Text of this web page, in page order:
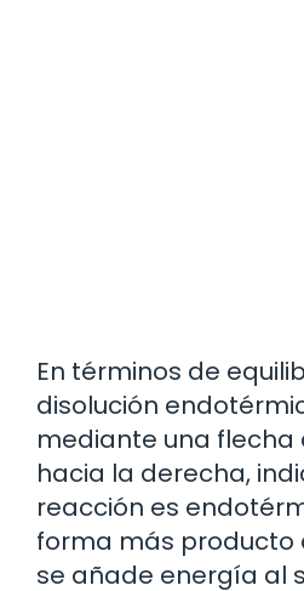
En términos de
disolución
mediante una flecha
hacia la derecha,
reacción es
forma más producto
se añade energía al